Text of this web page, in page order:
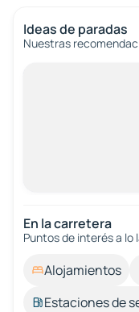
Ideas de paradas
Nuestras
En la carretera
Puntos de interés a lo
Alojamientos
Estaciones de